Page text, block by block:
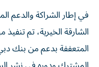
في إطار الشراكة والدعم
الشارقة الخيرية، تم
المتعففة بدعم من بنك